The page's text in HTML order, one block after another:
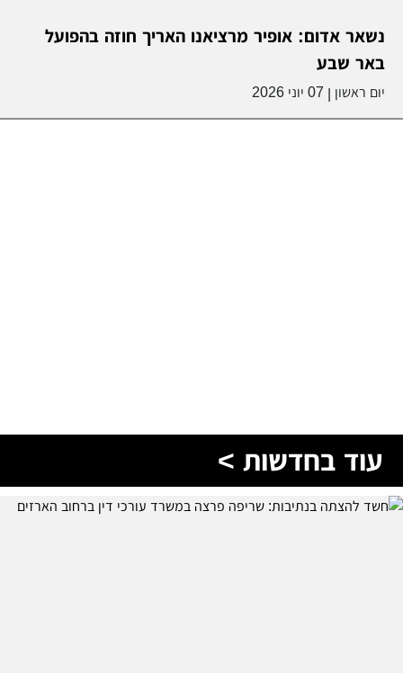
נשאר אדום: אופיר מרציאנו האריך חוזה בהפועל
באר שבע
יום ראשון 07 יוני 2026
עוד בחדשות >